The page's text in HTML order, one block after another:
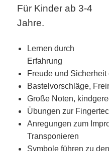
Für Kinder ab 3-4
Jahre.
Lernen durch
Erfahrung
Freude und
Bastelvorschläge,
Große Noten,
Übungen zur
Anregungen zum
Transponieren
Symbole führen zu